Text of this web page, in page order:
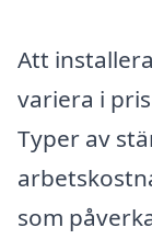
Att
variera i
Typer av
som